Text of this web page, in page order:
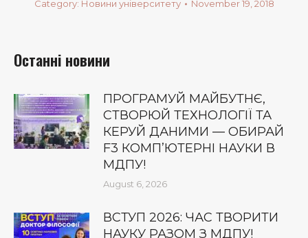
Category: Новини університету November 19, 2018
Останні новини
ПРОГРАМУЙ МАЙБУТНЄ,
СТВОРЮЙ ТЕХНОЛОГІЇ ТА
КЕРУЙ ДАНИМИ — ОБИРАЙ
F3 КОМП’ЮТЕРНІ НАУКИ В
МДПУ!
August 6, 2026
ВСТУП 2026: ЧАС ТВОРИТИ
НАУКУ РАЗОМ З МДПУ!